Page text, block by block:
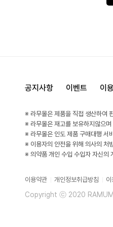
공지사항 이벤트 이
※ 라무몰은 제품을 직접 생산하여
※ 라무몰은 재고를 보유하지않으
※ 라무몰은 인도 제품 구매대행 서
※ 이용자의 안전을 위해 의사의 처
※ 의약품 개인 수입 수입자 자신의
이용약관 개인정보취급방침
Copyright ⓒ 2020